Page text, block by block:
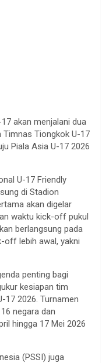
akan menjalani dua
Tiongkok U-17
Piala Asia U-17 2026
U-17 Friendly
di Stadion
akan digelar
waktu kick-off pukul
berlangsung pada
off lebih awal, yakni
penting bagi
kesiapan tim
17 2026. Turnamen
negara dan
hingga 17 Mei 2026
(PSSI) juga